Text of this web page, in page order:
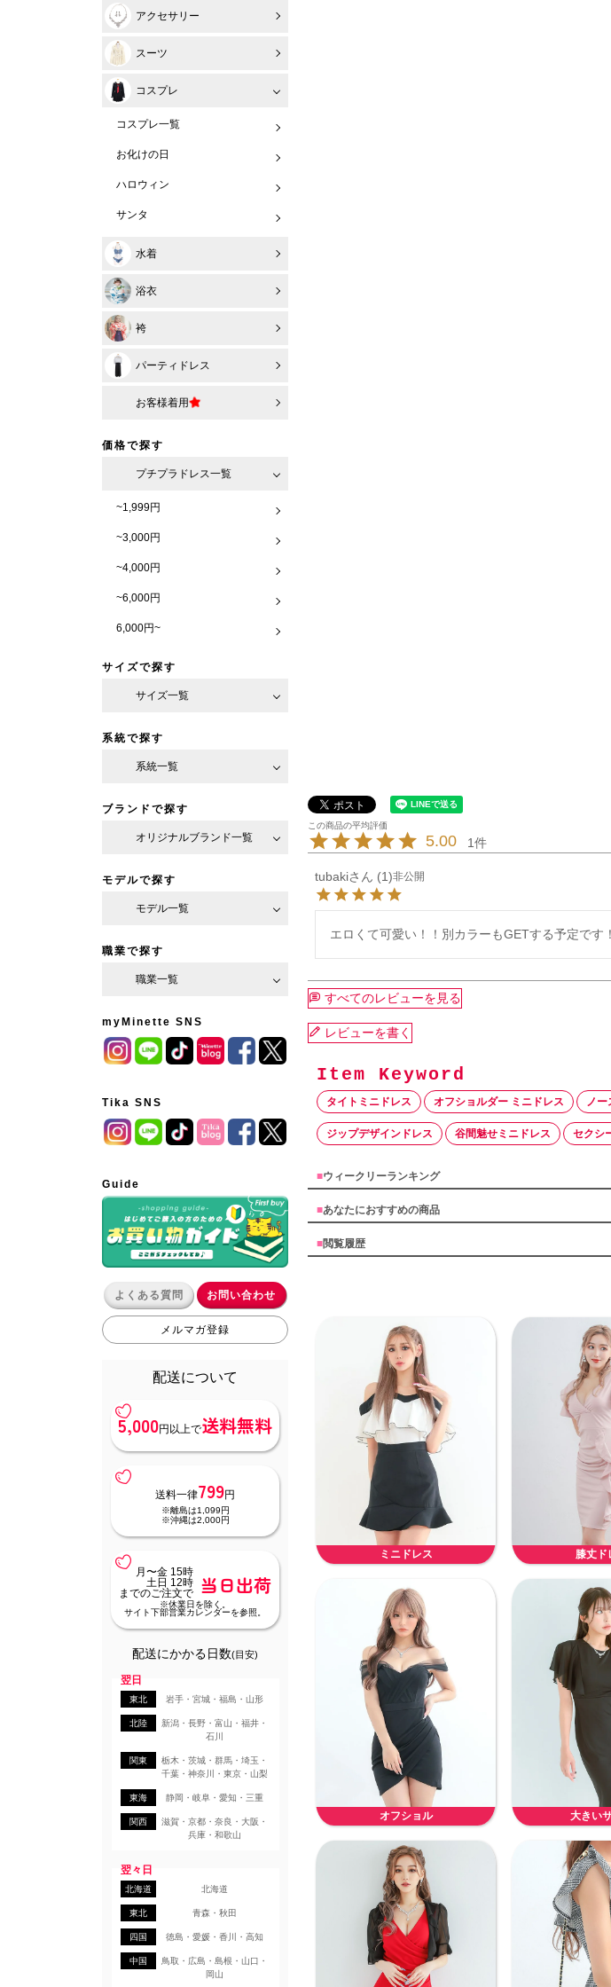
アクセサリー
スーツ
コスプレ
コスプレ一覧
お化けの日
ハロウィン
サンタ
水着
浴衣
袴
パーティドレス
お客様着用
価格で探す
プチプラドレス一覧
~1,999円
~3,000円
~4,000円
~6,000円
6,000円~
サイズで探す
サイズ一覧
系統で探す
系統一覧
ブランドで探す
オリジナルブランド一覧
モデルで探す
モデル一覧
職業で探す
職業一覧
myMinette SNS
Tika SNS
Guide
よくある質問 お問い合わせ
メルマガ登録
配送について
5,000円以上で送料無料
送料一律799円
※離島は1,099円
※沖縄は2,000円
月〜金 15時
土日 12時
までのご注文で
当日出荷
※休業日を除く。
サイト下部営業カレンダーを参照。
配送にかかる日数(目安)
翌日
東北 岩手・宮城・福島・山形
北陸
新潟・長野・富山・福井・
石川
関東
栃木・茨城・群馬・埼玉・
千葉・神奈川・東京・山梨
東海 静岡・岐阜・愛知・三重
関西
滋賀・京都・奈良・大阪・
兵庫・和歌山
翌々日
北海道 北海道
東北 青森・秋田
四国 徳島・愛媛・香川・高知
中国
鳥取・広島・島根・山口・
岡山
5.00 1
tubaki 1 非公開
エロくて可愛い！！別カラーもGETする予定です！
すべてのレビューを見る
レビューを書く
タイトミニドレス オフショルダー ミニドレス ノ
ジップデザインドレス 谷間魅せミニドレス セクシ
■ウィークリーランキング
■あなたにおすすめの商品
■閲覧履歴
ミニドレス 膝丈ド
オフショル 大きい